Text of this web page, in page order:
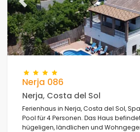
Previous
Nerja 086
Nerja, Costa del Sol
Ferienhaus in Nerja, Costa del Sol,
Pool für 4 Personen. Das Haus
hügeligen, ländlichen und